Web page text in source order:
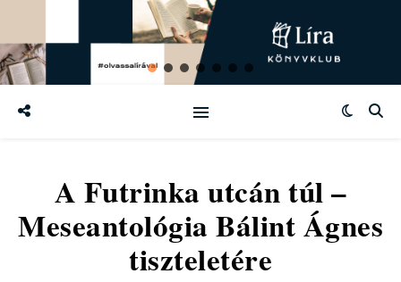
A Futrinka utcán túl –
Meseantológia Bálint Ágnes
tiszteletére